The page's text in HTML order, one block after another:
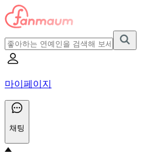
마이페이지
채팅